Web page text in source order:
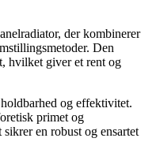
der kombinerer
Den
hvilket giver et rent og
og effektivitet.
primet og
en robust og ensartet